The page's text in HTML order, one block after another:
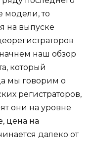
модели, то
на выпуске
наш обзор
который
мы говорим о
регистраторов,
они на уровне
цена на
далеко от